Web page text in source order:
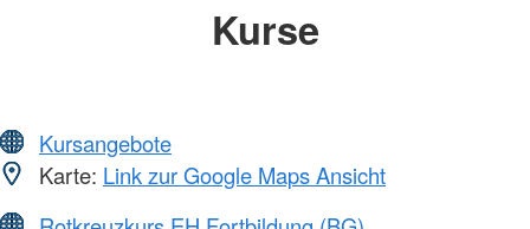
Kurse
Kursangebote
Karte: Link zur Google Maps Ansicht